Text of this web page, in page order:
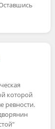
которой
ревности.